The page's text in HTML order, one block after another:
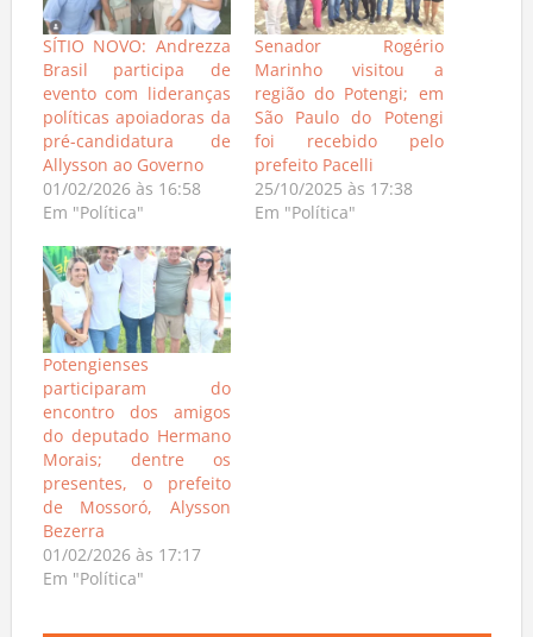
SÍTIO NOVO: Andrezza
Brasil participa de
evento com lideranças
políticas apoiadoras da
pré-candidatura de
Allysson ao Governo
01/02/2026 às 16:58
Em "Política"
Senador Rogério
Marinho visitou a
região do Potengi; em
São Paulo do Potengi
foi recebido pelo
prefeito Pacelli
25/10/2025 às 17:38
Em "Política"
Potengienses
participaram do
encontro dos amigos
do deputado Hermano
Morais; dentre os
presentes, o prefeito
de Mossoró, Alysson
Bezerra
01/02/2026 às 17:17
Em "Política"